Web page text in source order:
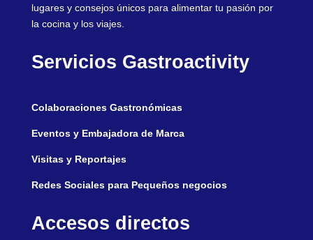
lugares y consejos únicos para alimentar tu pasión por
la cocina y los viajes.
Servicios Gastroactivity
Colaboraciones Gastronómicas
Eventos y Embajadora de Marca
Visitas y Reportajes
Redes Sociales para Pequeños negocios
Accesos directos